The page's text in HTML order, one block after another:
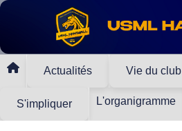
Actualités Vie du club
S'impliquer L'organigramme
Panneau de gestion des cookies